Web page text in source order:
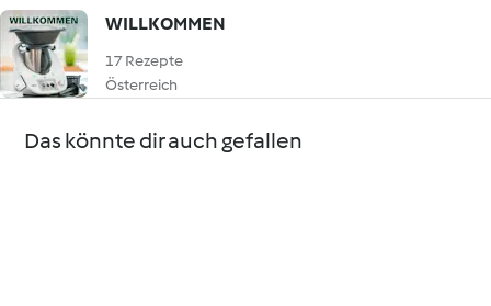
WILLKOMMEN
17 Rezepte
Österreich
Das könnte dir auch gefallen